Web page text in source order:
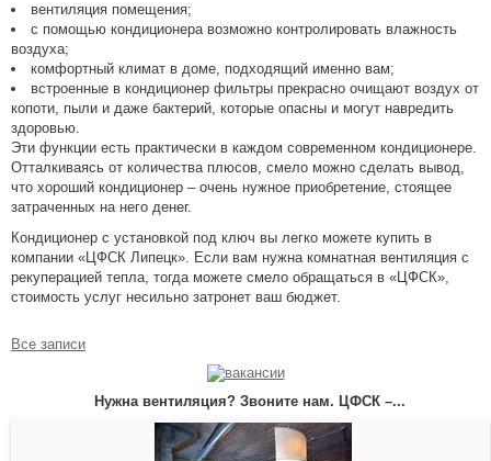
вентиляция помещения;
с помощью кондиционера возможно контролировать влажность
воздуха;
комфортный климат в доме, подходящий именно вам;
встроенные в кондиционер фильтры прекрасно очищают воздух от
копоти, пыли и даже бактерий, которые опасны и могут навредить
здоровью.
Эти функции есть практически в каждом современном кондиционере.
Отталкиваясь от количества плюсов, смело можно сделать вывод,
что хороший кондиционер – очень нужное приобретение, стоящее
затраченных на него денег.
Кондиционер с установкой под ключ вы легко можете купить в
компании «ЦФСК Липецк». Если вам нужна комнатная вентиляция с
рекуперацией тепла, тогда можете смело обращаться в «ЦФСК»,
стоимость услуг несильно затронет ваш бюджет.
Все записи
Нужна вентиляция? Звоните нам. ЦФСК –...